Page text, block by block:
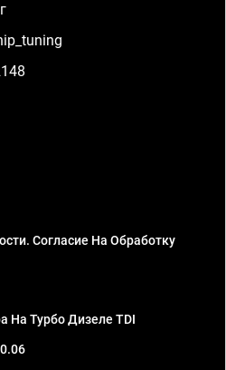
Согласие На Обработку
На Турбо Дизеле TDI